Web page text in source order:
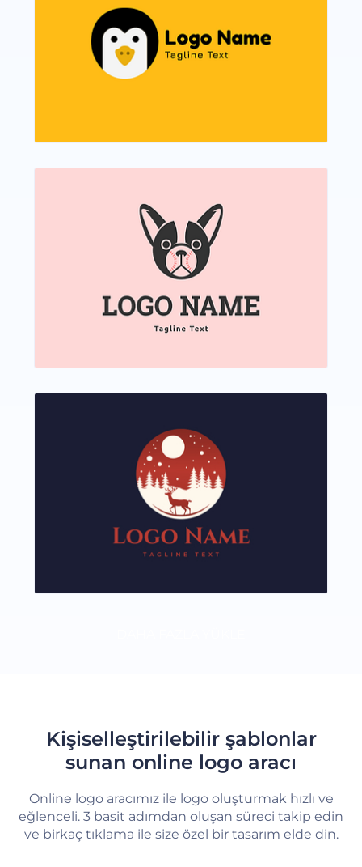
Kişiselleştirilebilir şablonlar
sunan online logo aracı
Online logo aracımız ile logo oluşturmak hızlı ve
eğlenceli. 3 basit adımdan oluşan süreci takip edin
ve birkaç tıklama ile size özel bir tasarım elde din.